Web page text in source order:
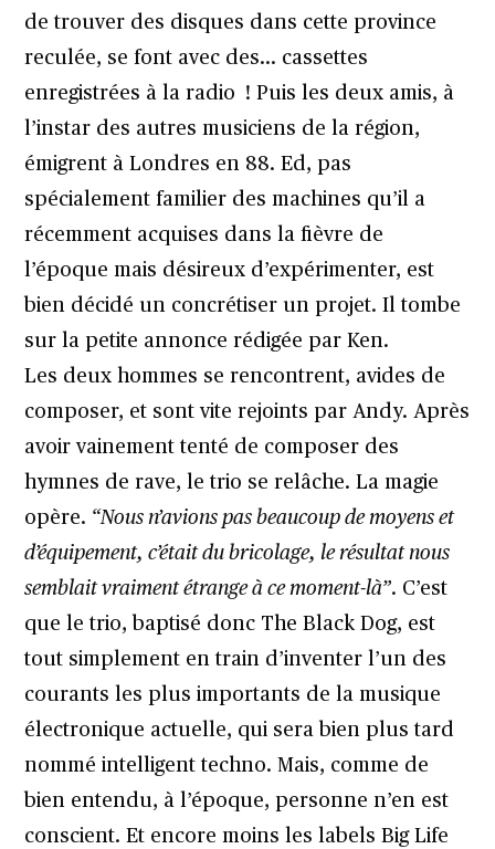
de trouver des disques dans cette province
reculée, se font avec des… cassettes
enregistrées à la radio ! Puis les deux amis, à
l’instar des autres musiciens de la région,
émigrent à Londres en 88. Ed, pas
spécialement familier des machines qu’il a
récemment acquises dans la fièvre de
l’époque mais désireux d’expérimenter, est
bien décidé un concrétiser un projet. Il tombe
sur la petite annonce rédigée par Ken.
Les deux hommes se rencontrent, avides de
composer, et sont vite rejoints par Andy. Après
avoir vainement tenté de composer des
hymnes de rave, le trio se relâche. La magie
opère. “Nous n’avions pas beaucoup de moyens et
d’équipement, c’était du bricolage, le résultat nous
semblait vraiment étrange à ce moment-là”. C’est
que le trio, baptisé donc The Black Dog, est
tout simplement en train d’inventer l’un des
courants les plus importants de la musique
électronique actuelle, qui sera bien plus tard
nommé intelligent techno. Mais, comme de
bien entendu, à l’époque, personne n’en est
conscient. Et encore moins les labels Big Life